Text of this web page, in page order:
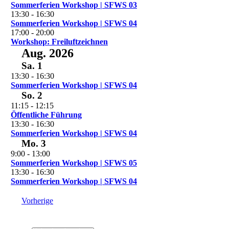
Sommerferien Workshop | SFWS 03
13:30 - 16:30
Sommerferien Workshop | SFWS 04
17:00 - 20:00
Workshop: Freiluftzeichnen
Aug. 2026
Sa. 1
13:30 - 16:30
Sommerferien Workshop | SFWS 04
So. 2
11:15 - 12:15
Öffentliche Führung
13:30 - 16:30
Sommerferien Workshop | SFWS 04
Mo. 3
9:00 - 13:00
Sommerferien Workshop | SFWS 05
13:30 - 16:30
Sommerferien Workshop | SFWS 04
VorherigeVeranstaltungen